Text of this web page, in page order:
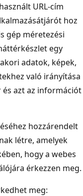
URL-cím
hoz
gép méretezési
egy
adatok, képek,
való irányítása
és azt az információt
hozzárendelt
létre, amelyek
hogy a webes
érkezzen meg.
meg: